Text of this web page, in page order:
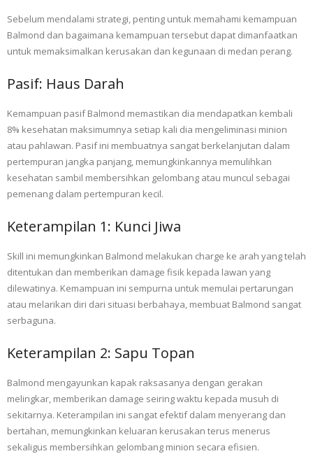
Sebelum mendalami strategi, penting untuk memahami kemampuan
Balmond dan bagaimana kemampuan tersebut dapat dimanfaatkan
untuk memaksimalkan kerusakan dan kegunaan di medan perang.
Pasif: Haus Darah
Kemampuan pasif Balmond memastikan dia mendapatkan kembali
8% kesehatan maksimumnya setiap kali dia mengeliminasi minion
atau pahlawan. Pasif ini membuatnya sangat berkelanjutan dalam
pertempuran jangka panjang, memungkinkannya memulihkan
kesehatan sambil membersihkan gelombang atau muncul sebagai
pemenang dalam pertempuran kecil.
Keterampilan 1: Kunci Jiwa
Skill ini memungkinkan Balmond melakukan charge ke arah yang telah
ditentukan dan memberikan damage fisik kepada lawan yang
dilewatinya. Kemampuan ini sempurna untuk memulai pertarungan
atau melarikan diri dari situasi berbahaya, membuat Balmond sangat
serbaguna.
Keterampilan 2: Sapu Topan
Balmond mengayunkan kapak raksasanya dengan gerakan
melingkar, memberikan damage seiring waktu kepada musuh di
sekitarnya. Keterampilan ini sangat efektif dalam menyerang dan
bertahan, memungkinkan keluaran kerusakan terus menerus
sekaligus membersihkan gelombang minion secara efisien.